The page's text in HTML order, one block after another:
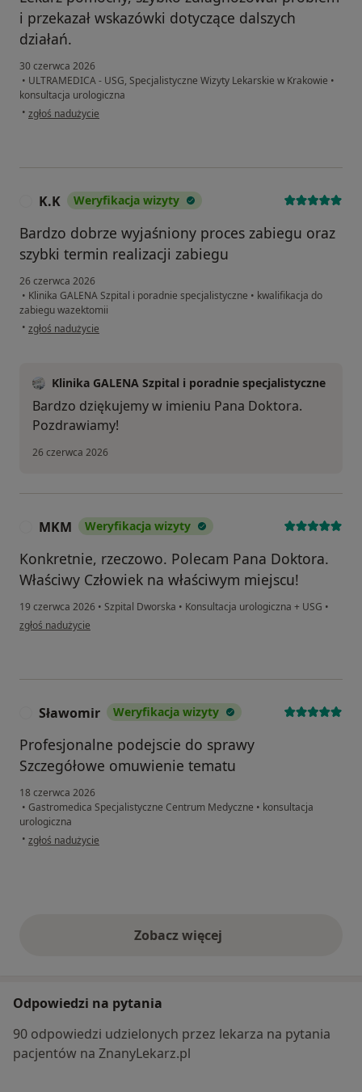
i przekazał wskazówki dotyczące dalszych
działań.
30 czerwca 2026
• ULTRAMEDICA - USG, Specjalistyczne Wizyty Lekarskie w Krakowie •
konsultacja urologiczna
• w opinii użytkownika Konrad
zgłoś nadużycie
K.K Weryfikacja wizyty
Bardzo dobrze wyjaśniony proces zabiegu oraz
szybki termin realizacji zabiegu
26 czerwca 2026
• Klinika GALENA Szpital i poradnie specjalistyczne • kwalifikacja do
zabiegu wazektomii
• w opinii użytkownika K.K
zgłoś nadużycie
Klinika GALENA Szpital i poradnie specjalistyczne
Bardzo dziękujemy w imieniu Pana Doktora.
Pozdrawiamy!
26 czerwca 2026
MKM Weryfikacja wizyty
Konkretnie, rzeczowo. Polecam Pana Doktora.
Właściwy Człowiek na właściwym miejscu!
19 czerwca 2026 • Szpital Dworska • Konsultacja urologiczna + USG •
w opinii użytkownika MKM
zgłoś nadużycie
Sławomir Weryfikacja wizyty
Profesjonalne podejscie do sprawy
Szczegółowe omuwienie tematu
18 czerwca 2026
• Gastromedica Specjalistyczne Centrum Medyczne • konsultacja
urologiczna
• w opinii użytkownika Sławomir
zgłoś nadużycie
Zobacz więcejopinie powyżej
Odpowiedzi na pytania
90 odpowiedzi udzielonych przez lekarza na pytania
pacjentów na ZnanyLekarz.pl